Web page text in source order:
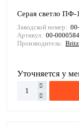
Серая светло ПФ-
Заводской номер:
Артикул: 00-
Производитель: Britz
Уточняется у